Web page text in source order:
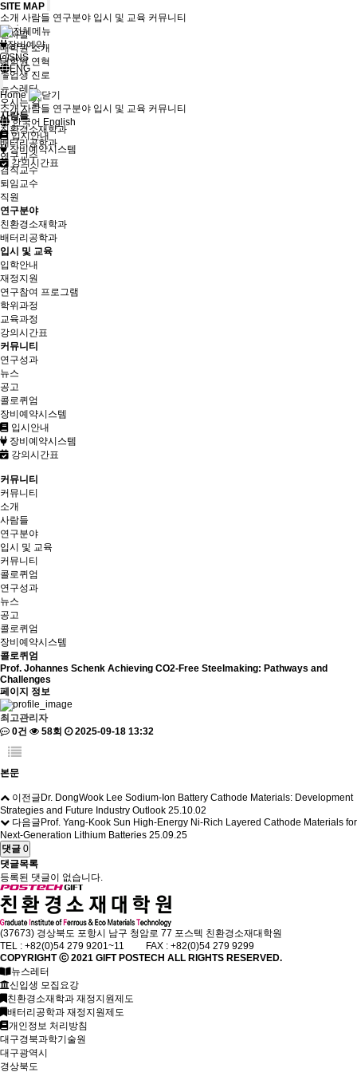
SITE MAP
소개
인사말
대학원 소개
대학원 연혁
졸업생 진로
뉴스레터
오시는 길
사람들
친환경소재학과
배터리공학과
연구교수
겸직교수
퇴임교수
직원
연구분야
친환경소재학과
배터리공학과
입시 및 교육
입학안내
재정지원
연구참여 프로그램
학위과정
교육과정
강의시간표
커뮤니티
연구성과
뉴스
공고
콜로퀴엄
장비예약시스템
입시안내
장비예약시스템
강의시간표
소개 사람들 연구분야 입시 및 교육 커뮤니티
장비예약
SNS
ENG
Home
소개 사람들 연구분야 입시 및 교육 커뮤니티
한국어 English
입시안내
장비예약시스템
강의시간표
커뮤니티
커뮤니티
소개
사람들
연구분야
입시 및 교육
커뮤니티
콜로퀴엄
연구성과
뉴스
공고
콜로퀴엄
장비예약시스템
콜로퀴엄
Prof. Johannes Schenk Achieving CO2-Free Steelmaking: Pathways and
Challenges
페이지 정보
최고관리자
0건
58회 2025-09-18 13:32
본문
이전글 Dr. DongWook Lee Sodium-Ion Battery Cathode Materials: Development
Strategies and Future Industry Outlook 25.10.02
다음글 Prof. Yang-Kook Sun High-Energy Ni-Rich Layered Cathode Materials for
Next-Generation Lithium Batteries 25.09.25
댓글 0
댓글목록
등록된 댓글이 없습니다.
(37673) 경상북도 포항시 남구 청암로 77 포스텍 친환경소재대학원
TEL : +82(0)54 279 9201~11 FAX : +82(0)54 279 9299
COPYRIGHT ⓒ 2021 GIFTPOSTECH ALL RIGHTS RESERVED.
뉴스레터
신입생 모집요강
친환경소재학과 재정지원제도
배터리공학과 재정지원제도
개인정보 처리방침
대구경북과학기술원
대구광역시
경상북도